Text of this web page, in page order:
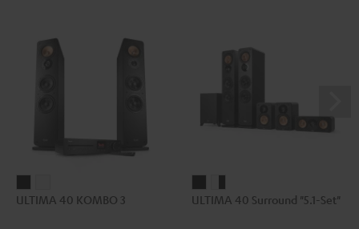
40 40
ULTIMA 40 KOMBO 3
40 40
ULTIMA 40 Surround "5.1-Set"